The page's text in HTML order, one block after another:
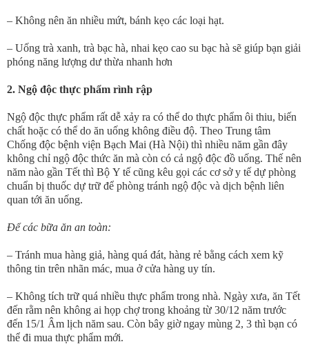
– Không nên ăn nhiều mứt, bánh kẹo các loại hạt.
– Uống trà xanh, trà bạc hà, nhai kẹo cao su bạc hà sẽ giúp bạn giải
phóng năng lượng dư thừa nhanh hơn
2. Ngộ độc thực phẩm rình rập
Ngộ độc thực phẩm rất dễ xảy ra có thể do thực phẩm ôi thiu, biến
chất hoặc có thể do ăn uống không điều độ. Theo Trung tâm
Chống độc bệnh viện Bạch Mai (Hà Nội) thì nhiều năm gần đây
không chỉ ngộ độc thức ăn mà còn có cả ngộ độc đồ uống. Thế nên
năm nào gần Tết thì Bộ Y tế cũng kêu gọi các cơ sở y tế dự phòng
chuẩn bị thuốc dự trữ để phòng tránh ngộ độc và dịch bệnh liên
quan tới ăn uống.
Để các bữa ăn an toàn:
– Tránh mua hàng giả, hàng quá đát, hàng rẻ bằng cách xem kỹ
thông tin trên nhãn mác, mua ở cửa hàng uy tín.
– Không tích trữ quá nhiều thực phẩm trong nhà. Ngày xưa, ăn Tết
đến rằm nên không ai họp chợ trong khoảng từ 30/12 năm trước
đến 15/1 Âm lịch năm sau. Còn bây giờ ngay mùng 2, 3 thì bạn có
thể đi mua thực phẩm mới.